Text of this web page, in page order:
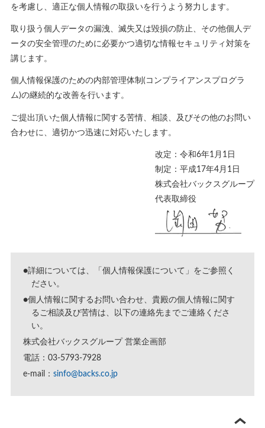
を考慮し、適正な個人情報の取扱いを行うよう努力します。
取り扱う個人データの漏洩、滅失又は毀損の防止、その他個人デ
ータの安全管理のために必要かつ適切な情報セキュリティ対策を
講じます。
個人情報保護のための内部管理体制(コンプライアンスプログラ
ム)の継続的な改善を行います。
ご提出頂いた個人情報に関する苦情、相談、及びその他のお問い
合わせに、適切かつ迅速に対応いたします。
改定：令和6年1月1日
制定：平成17年4月1日
株式会社バックスグループ
代表取締役
●詳細については、「 個人情報保護について 」をご参照く
ださい。
●個人情報に関するお問い合わせ、貴殿の個人情報に関す
るご相談及び苦情は、以下の連絡先までご連絡くださ
い。
株式会社バックスグループ 営業企画部
電話：03-5793-7928
e-mail： sinfo@backs.co.jp